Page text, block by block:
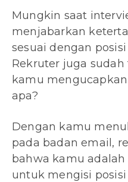
Mungkin saat
menjabarkan
sesuai dengan
Rekruter juga
kamu
apa?
Dengan kamu
pada badan email,
bahwa kamu
untuk mengisi